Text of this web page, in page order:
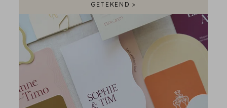
GETEKEND >